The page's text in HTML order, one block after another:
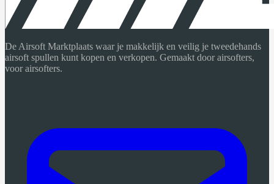
De Airsoft Marktplaats waar je makkelijk en veilig je tweedehands
airsoft spullen kunt kopen en verkopen. Gemaakt door airsofters,
voor airsofters.